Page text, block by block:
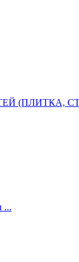
(ПЛИТКА,
...